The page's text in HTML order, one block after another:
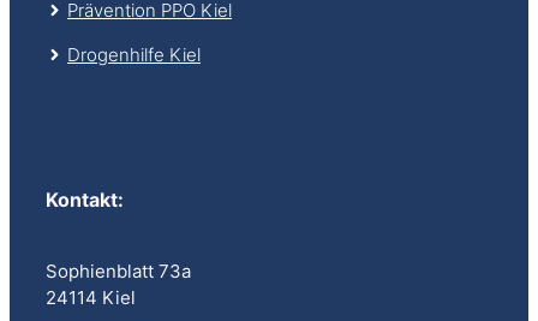
Prävention PPO Kiel
Drogenhilfe Kiel
Kontakt:
Sophienblatt 73a
24114 Kiel